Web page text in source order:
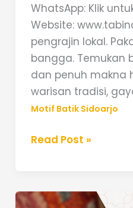
WhatsApp: Klik
Website:
pengrajin lokal.
bangga. Temukan
dan penuh makna
warisan tradisi,
Motif Batik Sidoarjo
Read Post »
Motif